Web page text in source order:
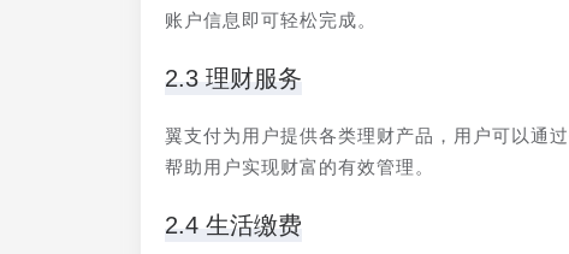
账户信息即可轻松完成。
2.3 理财服务
翼支付为用户提供各类理财产品，用户可以通
帮助用户实现财富的有效管理。
2.4 生活缴费